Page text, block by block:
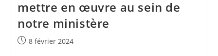
mettre en œuvre au sein de
notre ministère
Publication
8 février 2024